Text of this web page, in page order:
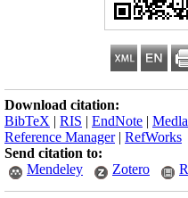
Download citation:
BibTeX | RIS | EndNote |
Reference Manager| RefWorks
Send citation to:
Mendeley
Zotero